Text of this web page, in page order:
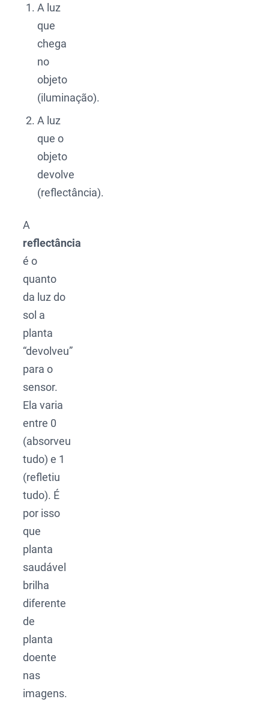
A luz
que
chega
no
objeto
(iluminação).
A luz
que o
objeto
devolve
(reflectância).
A
reflectância
é o
quanto
da luz do
sol a
planta
“devolveu”
para o
sensor.
Ela varia
entre 0
(absorveu
tudo) e 1
(refletiu
tudo). É
por isso
que
planta
saudável
brilha
diferente
de
planta
doente
nas
imagens.